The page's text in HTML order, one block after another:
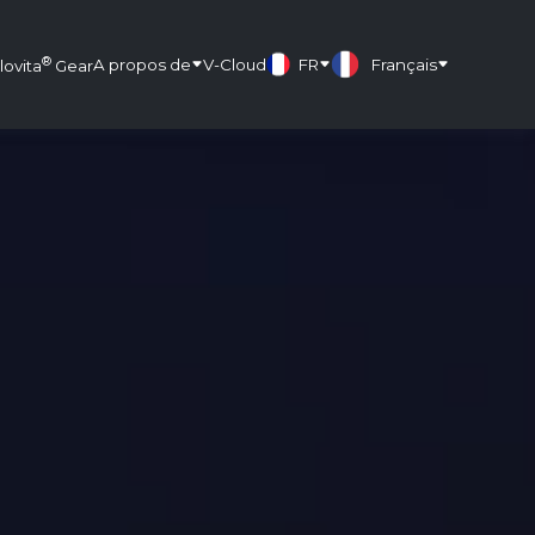
® GearA propos de V-Cloud FR Français